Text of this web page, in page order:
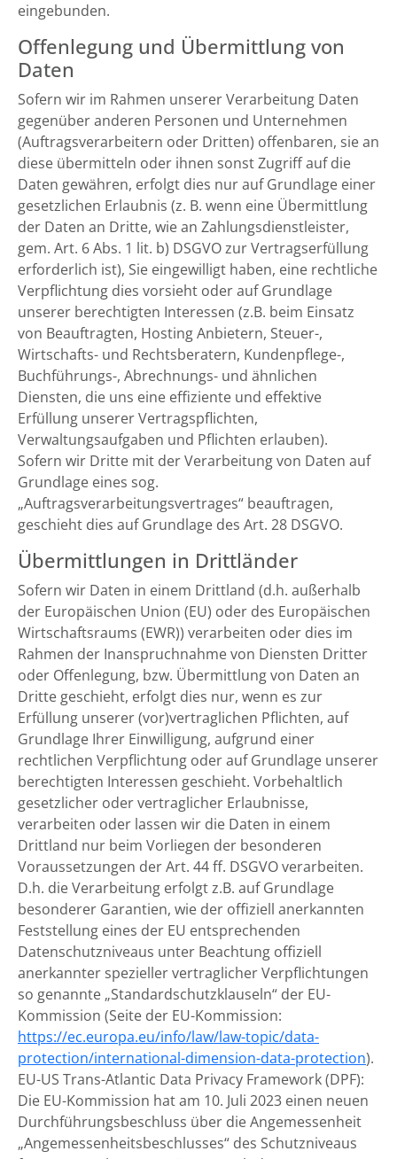
eingebunden.
Offenlegung und Übermittlung von
Daten
Sofern wir im Rahmen unserer Verarbeitung Daten
gegenüber anderen Personen und Unternehmen
(Auftragsverarbeitern oder Dritten) offenbaren, sie an
diese übermitteln oder ihnen sonst Zugriff auf die
Daten gewähren, erfolgt dies nur auf Grundlage einer
gesetzlichen Erlaubnis (z. B. wenn eine Übermittlung
der Daten an Dritte, wie an Zahlungsdienstleister,
gem. Art. 6 Abs. 1 lit. b) DSGVO zur Vertragserfüllung
erforderlich ist), Sie eingewilligt haben, eine rechtliche
Verpflichtung dies vorsieht oder auf Grundlage
unserer berechtigten Interessen (z.B. beim Einsatz
von Beauftragten, Hosting Anbietern, Steuer-,
Wirtschafts- und Rechtsberatern, Kundenpflege-,
Buchführungs-, Abrechnungs- und ähnlichen
Diensten, die uns eine effiziente und effektive
Erfüllung unserer Vertragspflichten,
Verwaltungsaufgaben und Pflichten erlauben).
Sofern wir Dritte mit der Verarbeitung von Daten auf
Grundlage eines sog.
„Auftragsverarbeitungsvertrages“ beauftragen,
geschieht dies auf Grundlage des Art. 28 DSGVO.
Übermittlungen in Drittländer
Sofern wir Daten in einem Drittland (d.h. außerhalb
der Europäischen Union (EU) oder des Europäischen
Wirtschaftsraums (EWR)) verarbeiten oder dies im
Rahmen der Inanspruchnahme von Diensten Dritter
oder Offenlegung, bzw. Übermittlung von Daten an
Dritte geschieht, erfolgt dies nur, wenn es zur
Erfüllung unserer (vor)vertraglichen Pflichten, auf
Grundlage Ihrer Einwilligung, aufgrund einer
rechtlichen Verpflichtung oder auf Grundlage unserer
berechtigten Interessen geschieht. Vorbehaltlich
gesetzlicher oder vertraglicher Erlaubnisse,
verarbeiten oder lassen wir die Daten in einem
Drittland nur beim Vorliegen der besonderen
Voraussetzungen der Art. 44 ff. DSGVO verarbeiten.
D.h. die Verarbeitung erfolgt z.B. auf Grundlage
besonderer Garantien, wie der offiziell anerkannten
Feststellung eines der EU entsprechenden
Datenschutzniveaus unter Beachtung offiziell
anerkannter spezieller vertraglicher Verpflichtungen
so genannte „Standardschutzklauseln“ der EU-
Kommission (Seite der EU-Kommission:
https://ec.europa.eu/info/law/law-topic/data-
protection/international-dimension-data-protection).
EU-US Trans-Atlantic Data Privacy Framework (DPF):
Die EU-Kommission hat am 10. Juli 2023 einen neuen
Durchführungsbeschluss über die Angemessenheit
„Angemessenheitsbeschlusses“ des Schutzniveaus